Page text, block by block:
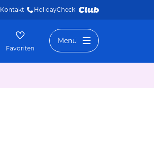
Kontakt HolidayCheck
Favoriten
Menü